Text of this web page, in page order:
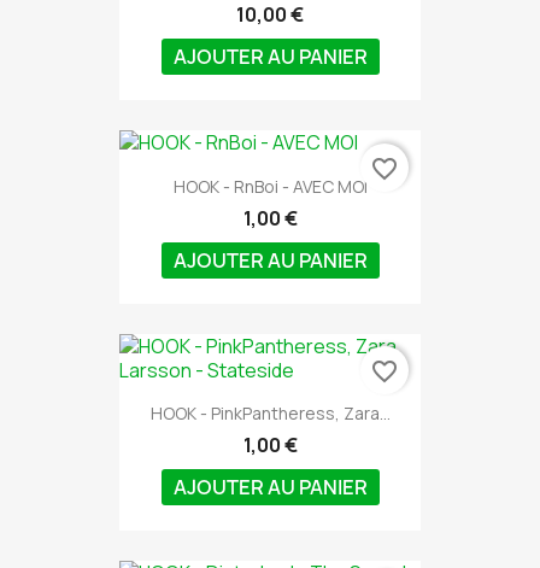
10,00 €
AJOUTER AU PANIER
HOOK - RnBoi - AVEC MOI
1,00 €
AJOUTER AU PANIER
favorite_border
HOOK - PinkPantheress, Zara...
1,00 €
AJOUTER AU PANIER
favorite_border